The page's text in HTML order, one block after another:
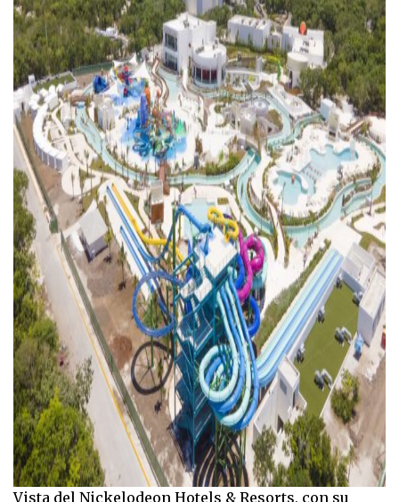
Vista del Nickelodeon Hotels & Resorts, con su